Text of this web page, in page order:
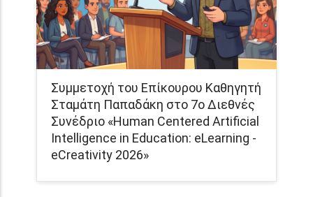
Συμμετοχή του Επίκουρου Καθηγητή
Σταμάτη Παπαδάκη στο 7ο Διεθνές
Συνέδριο «Human Centered Artificial
Intelligence in Education: eLearning -
eCreativity 2026»